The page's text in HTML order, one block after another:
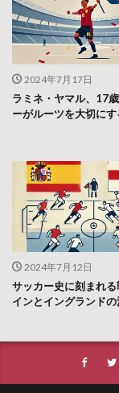
2024年7月17日
ラミネ・ヤマル、17
ーがルーツを大切に
2024年7月12日
サッカー史に刻まれ
インとイングランド